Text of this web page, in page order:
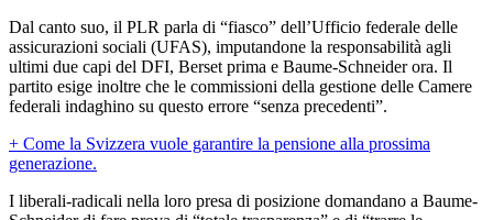
Dal canto suo, il PLR parla di “fiasco” dell’Ufficio federale delle
assicurazioni sociali (UFAS), imputandone la responsabilità agli
ultimi due capi del DFI, Berset prima e Baume-Schneider ora. Il
partito esige inoltre che le commissioni della gestione delle Camere
federali indaghino su questo errore “senza precedenti”.
+ Come la Svizzera vuole garantire la pensione alla prossima
generazione.
I liberali-radicali nella loro presa di posizione domandano a Baume-